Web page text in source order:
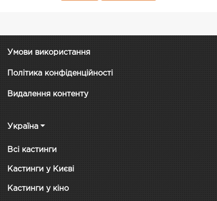
Умови використання
Політика конфіденційності
Видалення контенту
Україна
Всі кастинги
Кастинги у Києві
Кастинги у кіно